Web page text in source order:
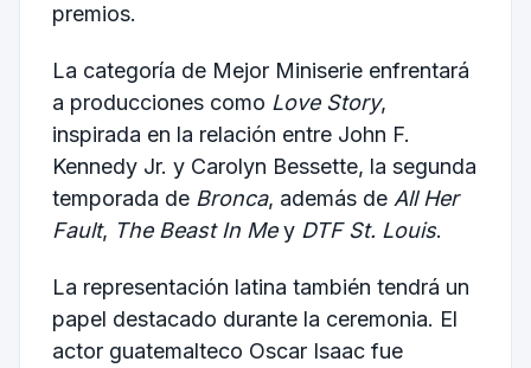
premios.
La categoría de Mejor Miniserie enfrentará
a producciones como Love Story,
inspirada en la relación entre John F.
Kennedy Jr. y Carolyn Bessette, la segunda
temporada de Bronca, además de All Her
Fault, The Beast In Mey DTF St. Louis.
La representación latina también tendrá un
papel destacado durante la ceremonia. El
actor guatemalteco Oscar Isaac fue